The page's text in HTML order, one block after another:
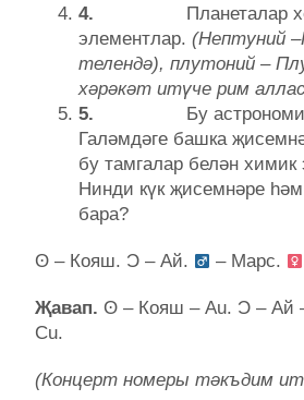
4. Планеталар
элементлар. (Нептуний
телендә), плутоний –
хәрәкәт итүче рим
5. Бу
Галәмдәге башка
бу тамгалар белән химик
Нинди күк җисемнәре
бара?
ʘ – Кояш. Ͻ – Ай. – Марс.
Җавап. ʘ – Кояш – Au. Ͻ – Ай
Cu.
(Концерт номеры тәкъдим